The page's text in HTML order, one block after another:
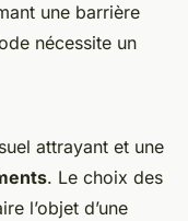
une barrière
nécessite un
attrayant et une
. Le choix des
l’objet d’une